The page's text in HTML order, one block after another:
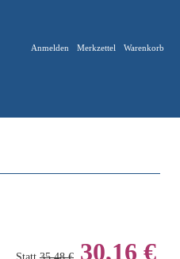
Anmelden Merkzettel Warenkorb
30,16 €